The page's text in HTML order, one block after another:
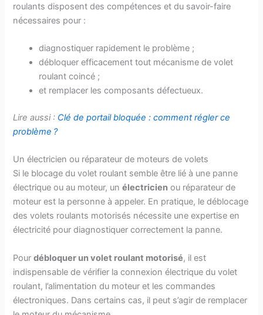
roulants disposent des compétences et du savoir-faire
nécessaires pour :
diagnostiquer rapidement le problème ;
débloquer efficacement tout mécanisme de volet
roulant coincé ;
et remplacer les composants défectueux.
Lire aussi : Clé de portail bloquée : comment régler ce
problème ?
Un électricien ou réparateur de moteurs de volets
Si le blocage du volet roulant semble être lié à une panne
électrique ou au moteur, unélectricien ou réparateur de
moteur est la personne à appeler. En pratique, le déblocage
des volets roulants motorisés nécessite une expertise en
électricité pour diagnostiquer correctement la panne.
Pourdébloquer un volet roulant motorisé, il est
indispensable de vérifier la connexion électrique du volet
roulant, l’alimentation du moteur et les commandes
électroniques. Dans certains cas, il peut s’agir de remplacer